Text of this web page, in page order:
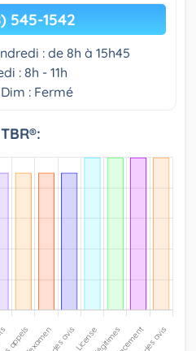
545-1542
: de 8h à 15h45
: 8h - 11h
: Fermé